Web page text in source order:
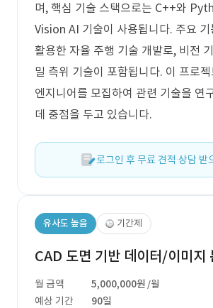
며, 핵심 기술 스택으로는 C++와
Vision AI 기술이 사용됩니다. 주요
활용한 자율 주행 기술 개발로, 비전
밀 측위 기술이 포함됩니다. 이 프로
엔지니어를 모집하여 관련 기술을 연
데 중점을 두고 있습니다.
로그인 후 무료 견적 상담 받
유사도 높음 기간제
CAD 도면 기반 데이터/이미지
월 금액 5,000,000원 /월
예상 기간
90일